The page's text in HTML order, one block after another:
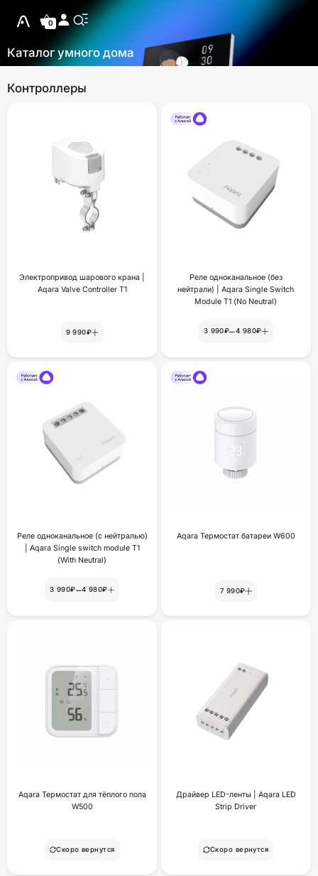
0
Каталог умного дома
Контроллеры
Электропривод шарового крана |
Aqara Valve Controller T1
9 990₽
Реле одноканальное (без
нейтрали) | Aqara Single Switch
Module T1 (No Neutral)
3 990₽–4 980₽
Реле одноканальное (с нейтралью)
| Aqara Single switch module T1
(With Neutral)
3 990₽–4 980₽
Aqara Термостат батареи W600
7 990₽
Aqara Термостат для тёплого пола
W500
Скоро вернутся
Драйвер LED-ленты | Aqara LED
Strip Driver
Скоро вернутся